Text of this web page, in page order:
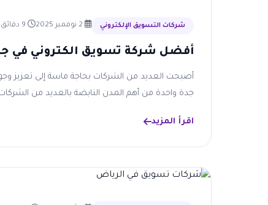
شركات التسويق الإلكتروني
أفضل شركة تسويق الكتروني في
أصبحت العديد من الشركات بحاجة ماسة إلى تعزيز
جدة واحدة من أهم المدن النابضة بالعديد من الشركات
اقرأ المزيد